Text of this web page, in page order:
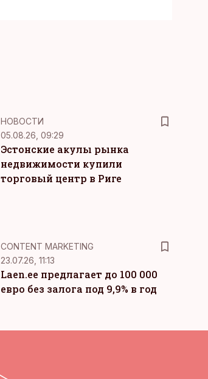
НОВОСТИ
05.08.26, 09:29
Эстонские акулы рынка
недвижимости купили
торговый центр в Риге
KM
CONTENT MARKETING
23.07.26, 11:13
Laen.ee предлагает до 100 000
евро без залога под 9,9% в год